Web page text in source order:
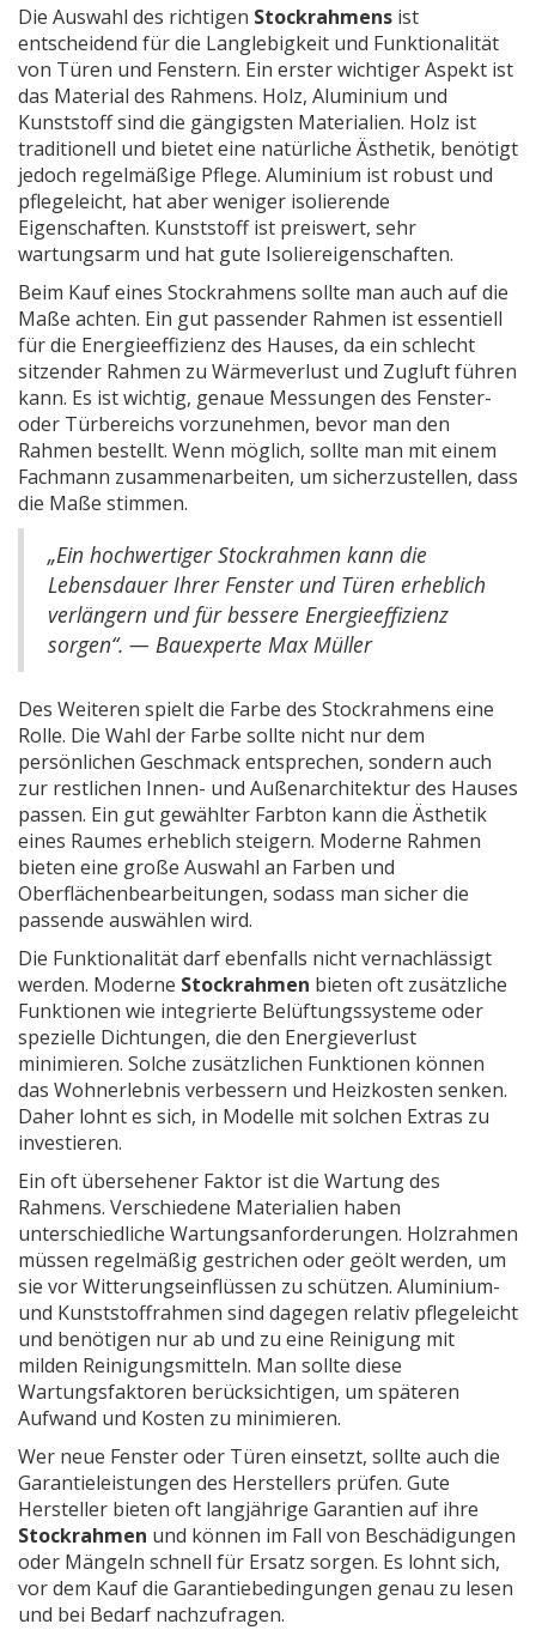
Die Auswahl des richtigen Stockrahmens ist
entscheidend für die Langlebigkeit und Funktionalität
von Türen und Fenstern. Ein erster wichtiger Aspekt ist
das Material des Rahmens. Holz, Aluminium und
Kunststoff sind die gängigsten Materialien. Holz ist
traditionell und bietet eine natürliche Ästhetik, benötigt
jedoch regelmäßige Pflege. Aluminium ist robust und
pflegeleicht, hat aber weniger isolierende
Eigenschaften. Kunststoff ist preiswert, sehr
wartungsarm und hat gute Isoliereigenschaften.
Beim Kauf eines Stockrahmens sollte man auch auf die
Maße achten. Ein gut passender Rahmen ist essentiell
für die Energieeffizienz des Hauses, da ein schlecht
sitzender Rahmen zu Wärmeverlust und Zugluft führen
kann. Es ist wichtig, genaue Messungen des Fenster-
oder Türbereichs vorzunehmen, bevor man den
Rahmen bestellt. Wenn möglich, sollte man mit einem
Fachmann zusammenarbeiten, um sicherzustellen, dass
die Maße stimmen.
„Ein hochwertiger Stockrahmen kann die
Lebensdauer Ihrer Fenster und Türen erheblich
verlängern und für bessere Energieeffizienz
sorgen“. — Bauexperte Max Müller
Des Weiteren spielt die Farbe des Stockrahmens eine
Rolle. Die Wahl der Farbe sollte nicht nur dem
persönlichen Geschmack entsprechen, sondern auch
zur restlichen Innen- und Außenarchitektur des Hauses
passen. Ein gut gewählter Farbton kann die Ästhetik
eines Raumes erheblich steigern. Moderne Rahmen
bieten eine große Auswahl an Farben und
Oberflächenbearbeitungen, sodass man sicher die
passende auswählen wird.
Die Funktionalität darf ebenfalls nicht vernachlässigt
werden. Moderne Stockrahmen bieten oft zusätzliche
Funktionen wie integrierte Belüftungssysteme oder
spezielle Dichtungen, die den Energieverlust
minimieren. Solche zusätzlichen Funktionen können
das Wohnerlebnis verbessern und Heizkosten senken.
Daher lohnt es sich, in Modelle mit solchen Extras zu
investieren.
Ein oft übersehener Faktor ist die Wartung des
Rahmens. Verschiedene Materialien haben
unterschiedliche Wartungsanforderungen. Holzrahmen
müssen regelmäßig gestrichen oder geölt werden, um
sie vor Witterungseinflüssen zu schützen. Aluminium-
und Kunststoffrahmen sind dagegen relativ pflegeleicht
und benötigen nur ab und zu eine Reinigung mit
milden Reinigungsmitteln. Man sollte diese
Wartungsfaktoren berücksichtigen, um späteren
Aufwand und Kosten zu minimieren.
Wer neue Fenster oder Türen einsetzt, sollte auch die
Garantieleistungen des Herstellers prüfen. Gute
Hersteller bieten oft langjährige Garantien auf ihre
Stockrahmen und können im Fall von Beschädigungen
oder Mängeln schnell für Ersatz sorgen. Es lohnt sich,
vor dem Kauf die Garantiebedingungen genau zu lesen
und bei Bedarf nachzufragen.